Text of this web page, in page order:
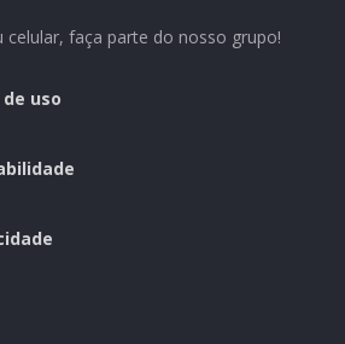
celular, faça parte do nosso grupo!
uso